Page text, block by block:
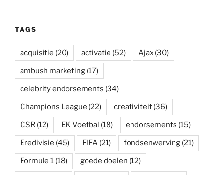
TAGS
acquisitie (20) activatie (52) Ajax (30)
ambush marketing (17)
celebrity endorsements (34)
Champions League (22) creativiteit (36)
CSR (12) EK Voetbal (18) endorsements (15)
Eredivisie (45) FIFA (21) fondsenwerving (21)
Formule 1 (18) goede doelen (12)